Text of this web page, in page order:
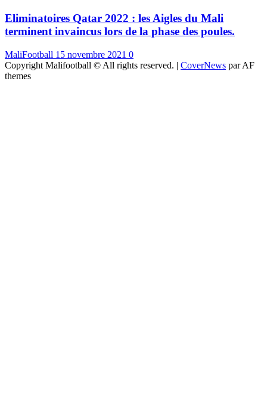
Eliminatoires Qatar 2022 : les Aigles du Mali
terminent invaincus lors de la phase des poules.
MaliFootball 15 novembre 2021 0
Copyright Malifootball © All rights reserved. | CoverNews par AF
themes